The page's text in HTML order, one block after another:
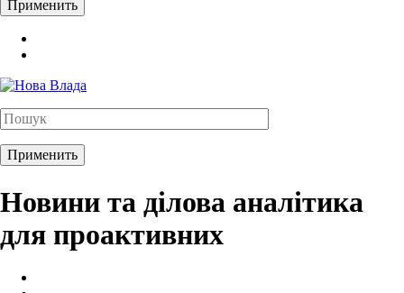
Новини та ділова аналітика
для проактивних